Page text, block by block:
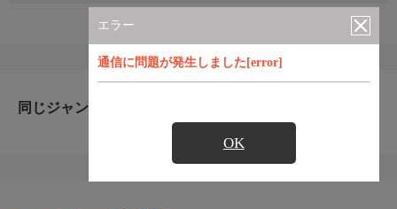
エラー
通信に問題が発生しました[error]
OK
同じジャンルのおすすめ番組